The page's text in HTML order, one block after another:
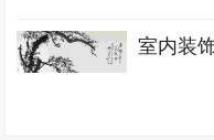
室内装